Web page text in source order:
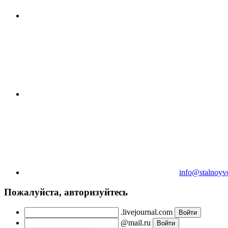
Пожалуйста, авторизуйтесь
.livejournal.com
@mail.ru